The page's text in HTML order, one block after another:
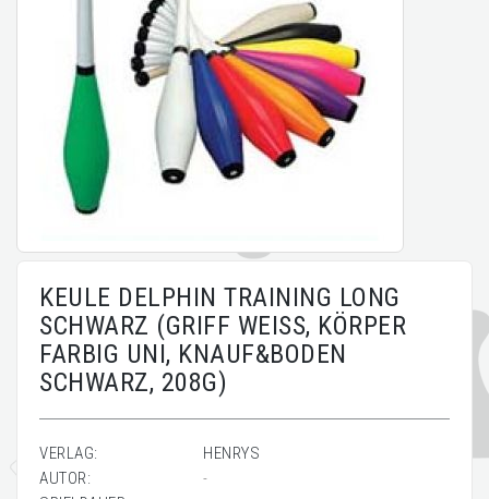
KEULE DELPHIN TRAINING LONG
SCHWARZ (GRIFF WEISS, KÖRPER
FARBIG UNI, KNAUF&BODEN
SCHWARZ, 208G)
VERLAG:
HENRYS
AUTOR:
-